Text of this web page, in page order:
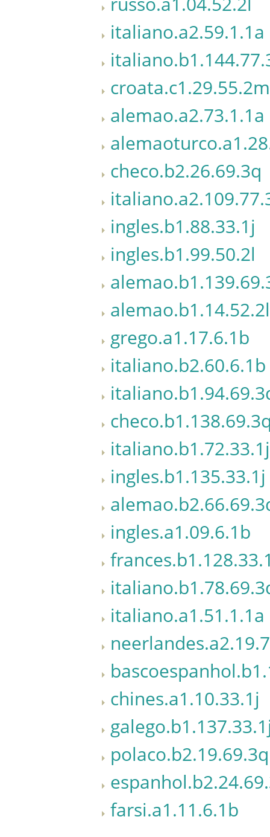
italiano.a2.59.1.1a
croata.c1.29.55.2m
alemao.a2.73.1.1a
checo.b2.26.69.3q
ingles.b1.88.33.1j
ingles.b1.99.50.2l
alemao.b1.14.52.2l
grego.a1.17.6.1b
italiano.b2.60.6.1b
italiano.b1.72.33.1j
ingles.b1.135.33.1j
ingles.a1.09.6.1b
italiano.a1.51.1.1a
chines.a1.10.33.1j
polaco.b2.19.69.3q
farsi.a1.11.6.1b